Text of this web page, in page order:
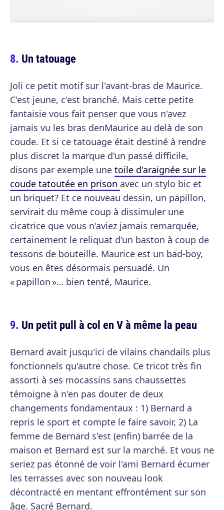
Un tatouage
Joli ce petit motif sur l'avant-bras de Maurice.
C'est jeune, c'est branché. Mais cette petite
fantaisie vous fait penser que vous n'avez
jamais vu les bras denMaurice au delà de son
coude. Et si ce tatouage était destiné à rendre
plus discret la marque d'un passé difficile,
disons par exemple une toile d'araignée sur le
coude tatoutée en prison avec un stylo bic et
un briquet? Et ce nouveau dessin, un papillon,
servirait du même coup à dissimuler une
cicatrice que vous n'aviez jamais remarquée,
certainement le reliquat d'un baston à coup de
tessons de bouteille. Maurice est un bad-boy,
vous en êtes désormais persuadé. Un
« papillon »… bien tenté, Maurice.
Un petit pull à col en V à même la peau
Bernard avait jusqu'ici de vilains chandails plus
fonctionnels qu'autre chose. Ce tricot très fin
assorti à ses mocassins sans chaussettes
témoigne à n'en pas douter de deux
changements fondamentaux : 1) Bernard a
repris le sport et compte le faire savoir, 2) La
femme de Bernard s'est (enfin) barrée de la
maison et Bernard est sur la marché. Et vous ne
seriez pas étonné de voir l'ami Bernard écumer
les terrasses avec son nouveau look
décontracté en mentant effrontément sur son
âge. Sacré Bernard.